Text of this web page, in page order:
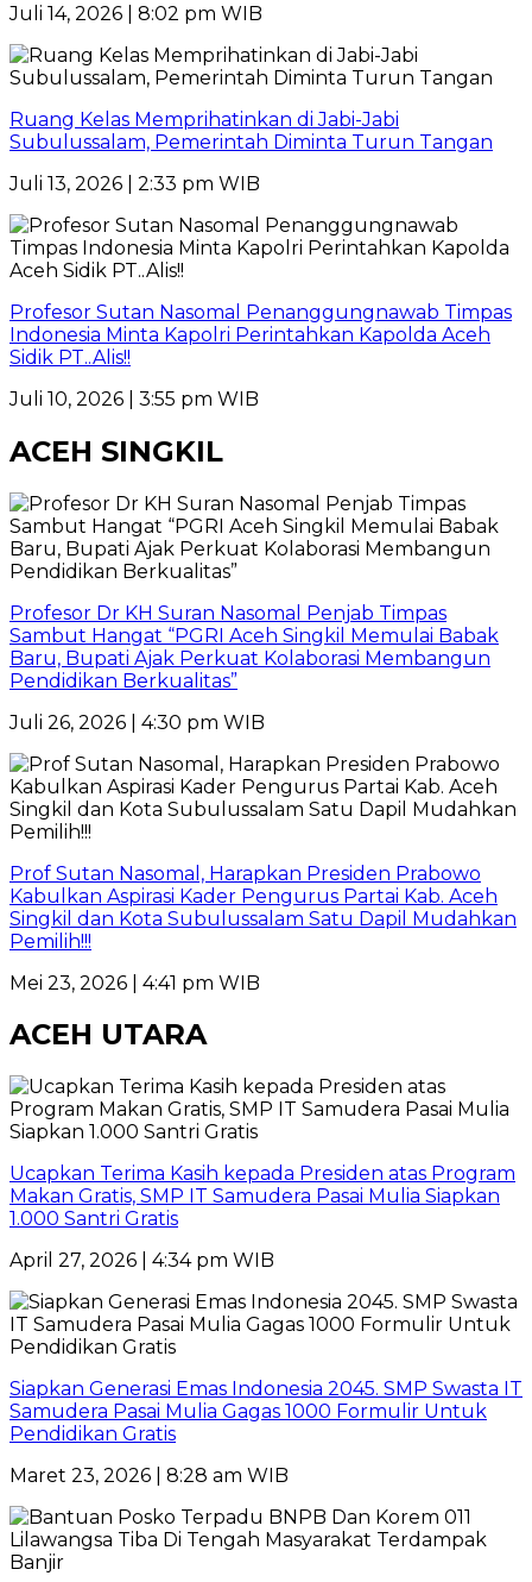
Juli 14, 2026 | 8:02 pm WIB
Ruang Kelas Memprihatinkan di Jabi-Jabi
Subulussalam, Pemerintah Diminta Turun Tangan
Juli 13, 2026 | 2:33 pm WIB
Profesor Sutan Nasomal Penanggungnawab Timpas
Indonesia Minta Kapolri Perintahkan Kapolda Aceh
Sidik PT..Alis!!
Juli 10, 2026 | 3:55 pm WIB
ACEH SINGKIL
Profesor Dr KH Suran Nasomal Penjab Timpas
Sambut Hangat “PGRI Aceh Singkil Memulai Babak
Baru, Bupati Ajak Perkuat Kolaborasi Membangun
Pendidikan Berkualitas”
Juli 26, 2026 | 4:30 pm WIB
Prof Sutan Nasomal, Harapkan Presiden Prabowo
Kabulkan Aspirasi Kader Pengurus Partai Kab. Aceh
Singkil dan Kota Subulussalam Satu Dapil Mudahkan
Pemilih!!!
Mei 23, 2026 | 4:41 pm WIB
ACEH UTARA
Ucapkan Terima Kasih kepada Presiden atas Program
Makan Gratis, SMP IT Samudera Pasai Mulia Siapkan
1.000 Santri Gratis
April 27, 2026 | 4:34 pm WIB
Siapkan Generasi Emas Indonesia 2045. SMP Swasta IT
Samudera Pasai Mulia Gagas 1000 Formulir Untuk
Pendidikan Gratis
Maret 23, 2026 | 8:28 am WIB